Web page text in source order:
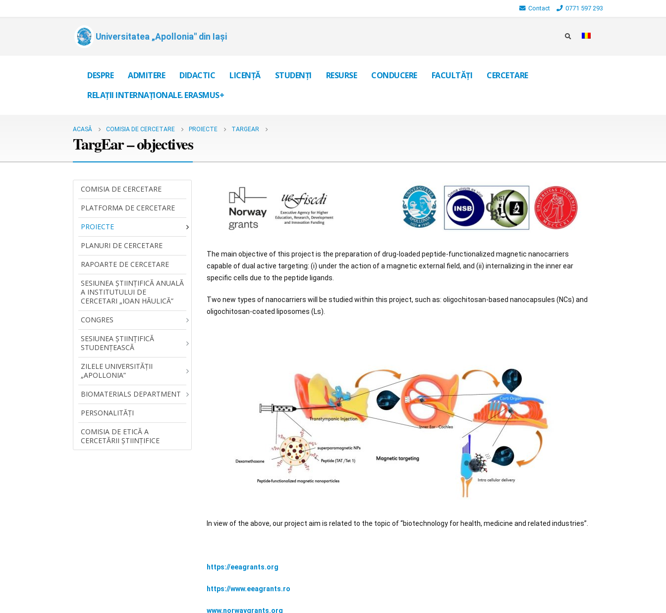
Contact 0771 597 293
Universitatea „Apollonia" din Iași
DESPRE ADMITERE DIDACTIC LICENȚĂ STUDENȚI RESURSE CONDUCERE FACULTĂȚI
CERCETARE
RELAȚII INTERNAȚIONALE. ERASMUS+
ACASĂ COMISIA DE CERCETARE PROIECTE TARGEAR
TargEar – objectives
COMISIA DE CERCETARE
PLATFORMA DE CERCETARE
PROIECTE
PLANURI DE CERCETARE
RAPOARTE DE CERCETARE
SESIUNEA ŞTIINŢIFICĂ ANUALĂ
A INSTITUTULUI DE
CERCETARI „IOAN HĂULICĂ”
CONGRES
SESIUNEA ȘTIINȚIFICĂ
STUDENȚEASCĂ
ZILELE UNIVERSITĂŢII
„APOLLONIA”
BIOMATERIALS DEPARTMENT
PERSONALITĂŢI
COMISIA DE ETICĂ A
CERCETĂRII ȘTIINȚIFICE
The main objective of this project is the preparation of drug-loaded peptide-functionalized magnetic nanocarriers
capable of dual active targeting: (i) under the action of a magnetic external field, and (ii) internalizing in the inner ear
specific cells due to the peptide ligands.
Two new types of nanocarriers will be studied within this project, such as: oligochitosan-based nanocapsules (NCs) and
oligochitosan-coated liposomes (Ls).
In view of the above, our project aim is related to the topic of “biotechnology for health, medicine and related industries”.
https://eeagrants.org
https://www.eeagrants.ro
www.norwaygrants.org